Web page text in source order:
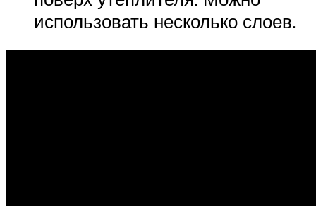
использовать несколько слоев.